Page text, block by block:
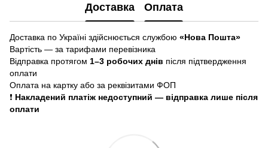
Доставка Оплата
Доставка по Україні здійснюється службою «Нова Пошта»
Вартість — за тарифами перевізника
Відправка протягом 1–3 робочих днів після підтвердження
оплати
Оплата на картку або за реквізитами ФОП
❗ Накладений платіж недоступний — відправка лише після
оплати